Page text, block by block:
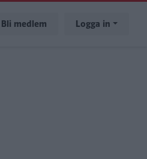
Bli medlem Logga in